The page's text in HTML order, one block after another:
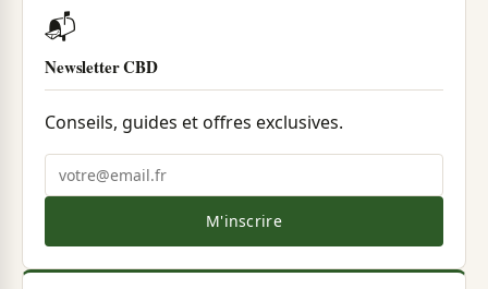
📬
Newsletter CBD
Conseils, guides et offres exclusives.
M'inscrire